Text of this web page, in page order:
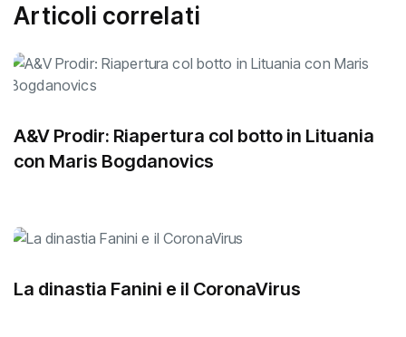
Articoli correlati
A&V Prodir: Riapertura col botto in Lituania
con Maris Bogdanovics
La dinastia Fanini e il CoronaVirus